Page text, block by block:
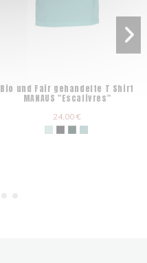
Bio und Fair gehandelte T Shirt
MANAUS "Escalivres"
24,00 €